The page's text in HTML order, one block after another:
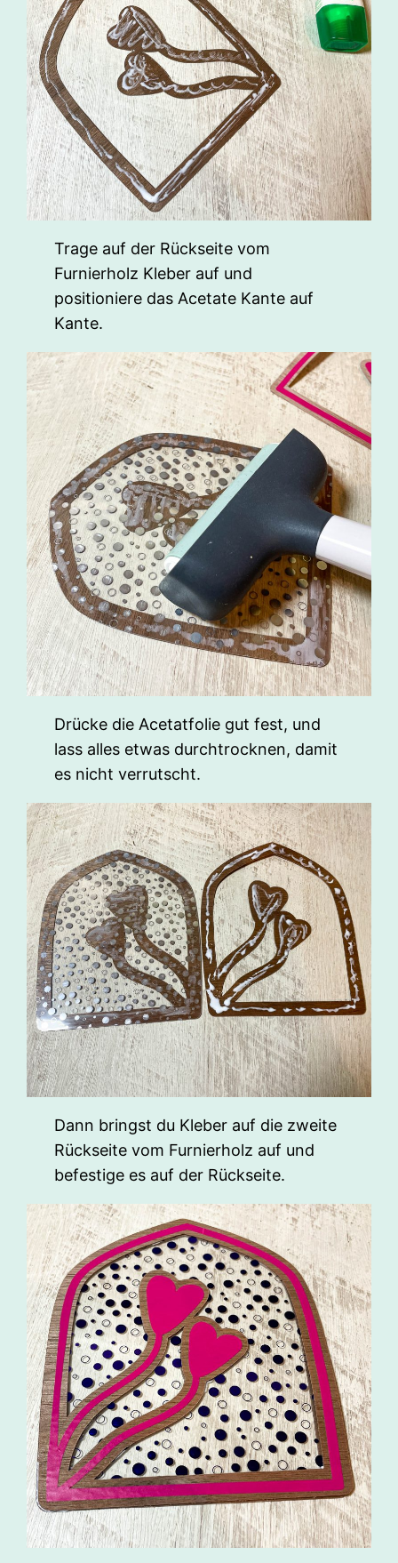
Trage auf der Rückseite vom
Furnierholz Kleber auf und
positioniere das Acetate Kante auf
Kante.
Drücke die Acetatfolie gut fest, und
lass alles etwas durchtrocknen, damit
es nicht verrutscht.
Dann bringst du Kleber auf die zweite
Rückseite vom Furnierholz auf und
befestige es auf der Rückseite.